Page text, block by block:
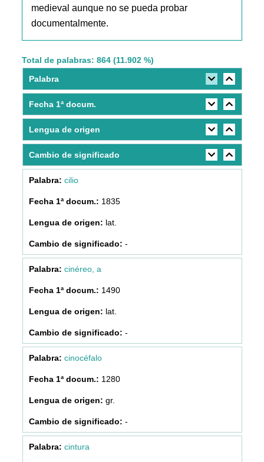
medieval aunque no se pueda probar
documentalmente.
Total de palabras: 864 (11.902 %)
Palabra
Fecha 1ª docum.
Lengua de origen
Cambio de significado
cilio
1835
lat.
-
cinéreo, a
1490
lat.
-
cinocéfalo
1280
gr.
-
cintura